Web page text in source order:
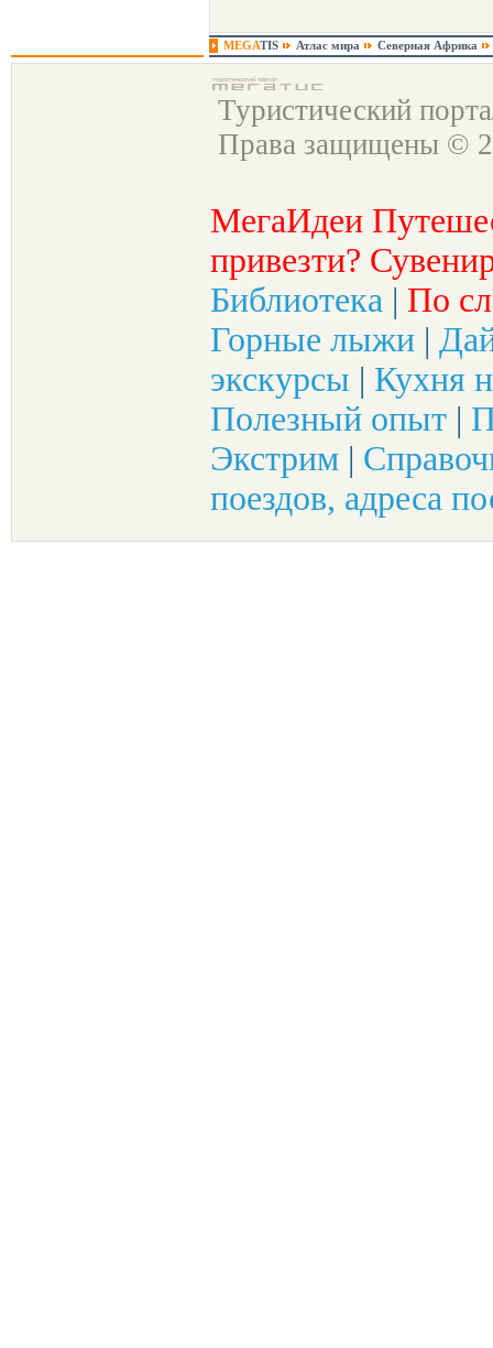
MEGATIS Атлас мира Северная Африка
Туристический
Права защищены ©
МегаИдеи
привезти?
Библиотека | По
Горные лыжи |
экскурсы | Кухня
Полезный опыт |
Экстрим |
поездов, адреса